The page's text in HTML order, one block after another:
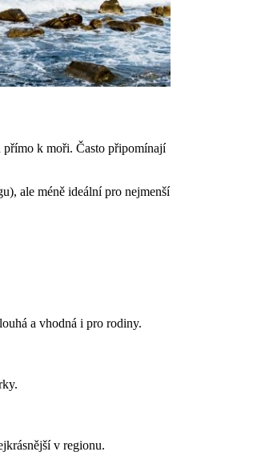
k moři. Často připomínají
ale méně ideální pro nejmenší
a vhodná i pro rodiny.
v regionu.